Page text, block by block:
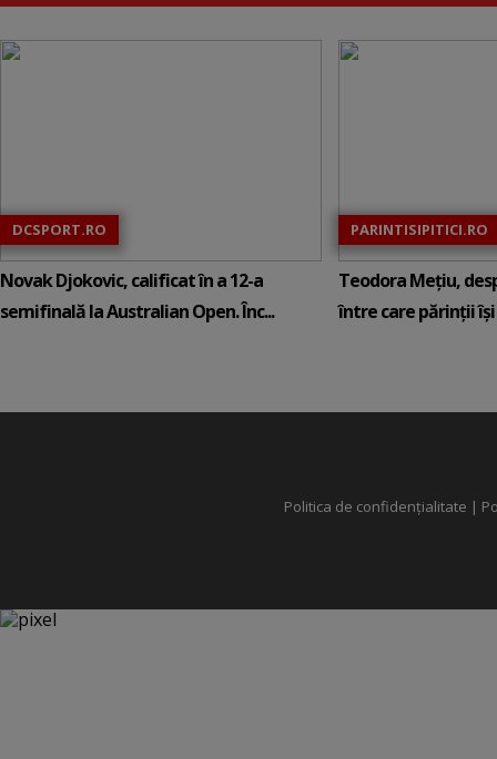
DCSPORT.RO
Novak Djokovic, calificat în a 12-a
semifinală la Australian Open. Înc...
PARINTISIPITICI.RO
Teodora Mețiu,
între care părinții își
Politica de confidențialitate |